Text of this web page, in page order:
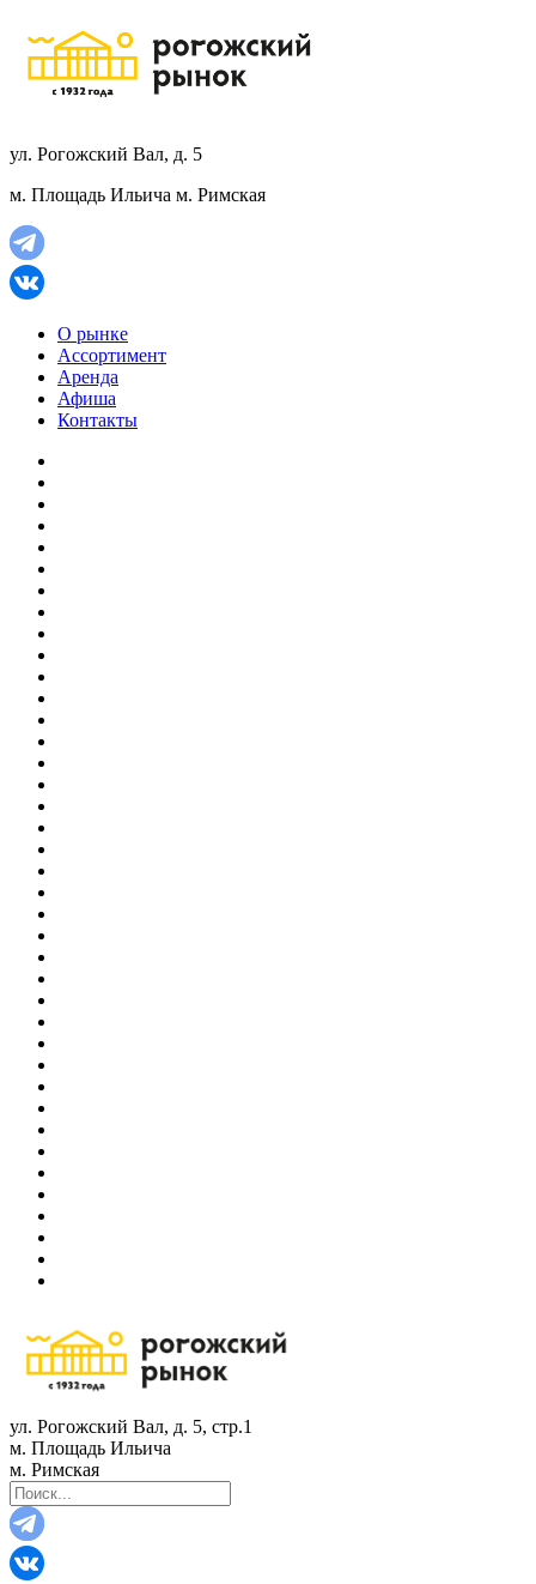
ул. Рогожский Вал, д. 5
м. Площадь Ильича м. Римская
О рынке
Ассортимент
Аренда
Афиша
Контакты
ул. Рогожский Вал, д. 5, стр.1
м. Площадь Ильича
м. Римская